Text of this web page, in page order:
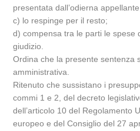
presentata dall’odierna
c) lo respinge per il resto;
d) compensa tra le parti le spese
giudizio.
Ordina che la presente sentenza
amministrativa.
Ritenuto che sussistano i
commi 1 e 2, del decreto
dell’articolo 10 del Regolamento
europeo e del Consiglio del 27